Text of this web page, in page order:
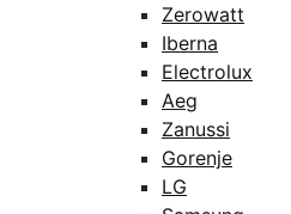
Zerowatt
Iberna
Electrolux
Aeg
Zanussi
Gorenje
LG